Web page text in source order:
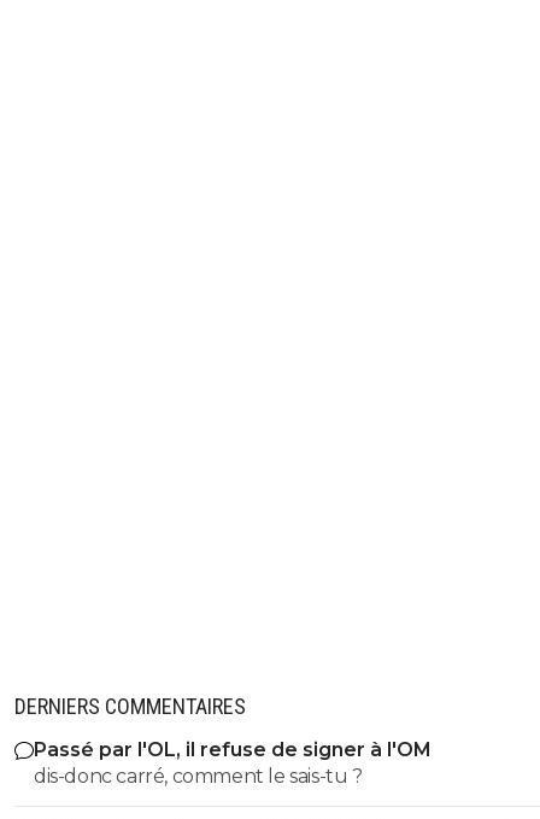
DERNIERS COMMENTAIRES
Passé par l'OL, il refuse de signer à l'OM
dis-donc carré, comment le sais-tu ?